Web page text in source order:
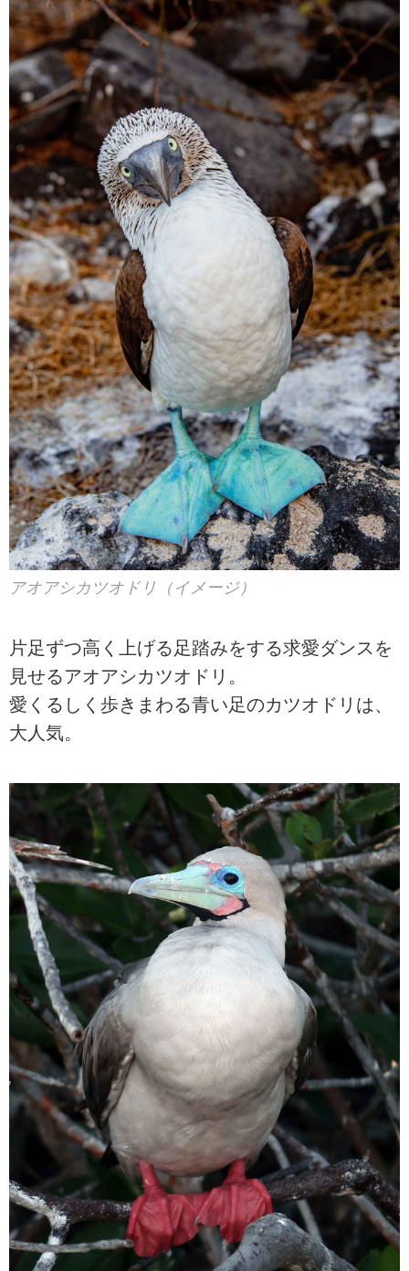
アオアシカツオドリ（イメージ）
片足ずつ高く上げる足踏みをする求愛ダンスを
見せるアオアシカツオドリ。
愛くるしく歩きまわる青い足のカツオドリは、
大人気。